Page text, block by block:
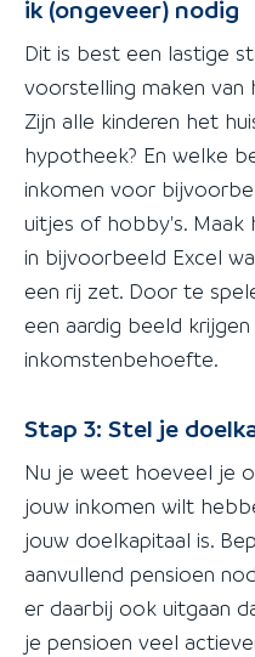
ik (ongeveer) nodig
Dit is best een lastige
voorstelling maken van
Zijn alle kinderen het
hypotheek? En welke
inkomen voor
uitjes of hobby's.
in bijvoorbeeld Excel
een rij zet. Door te
een aardig beeld
inkomstenbehoefte.
Stap 3: Stel je
Nu je weet hoeveel je
jouw inkomen wilt
jouw doelkapitaal is.
aanvullend pensioen
er daarbij ook uitgaan
je pensioen veel